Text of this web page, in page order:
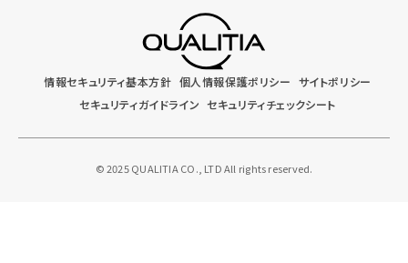
情報セキュリティ基本方針 個人情報保護ポリシー サイトポリシー
セキュリティガイドライン セキュリティチェックシート
© 2025 QUALITIA CO., LTD All rights reserved.